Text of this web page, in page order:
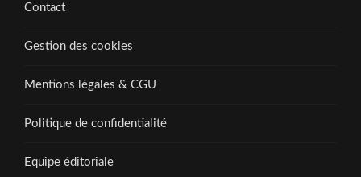
Contact
Gestion des cookies
Mentions légales & CGU
Politique de confidentialité
Equipe éditoriale